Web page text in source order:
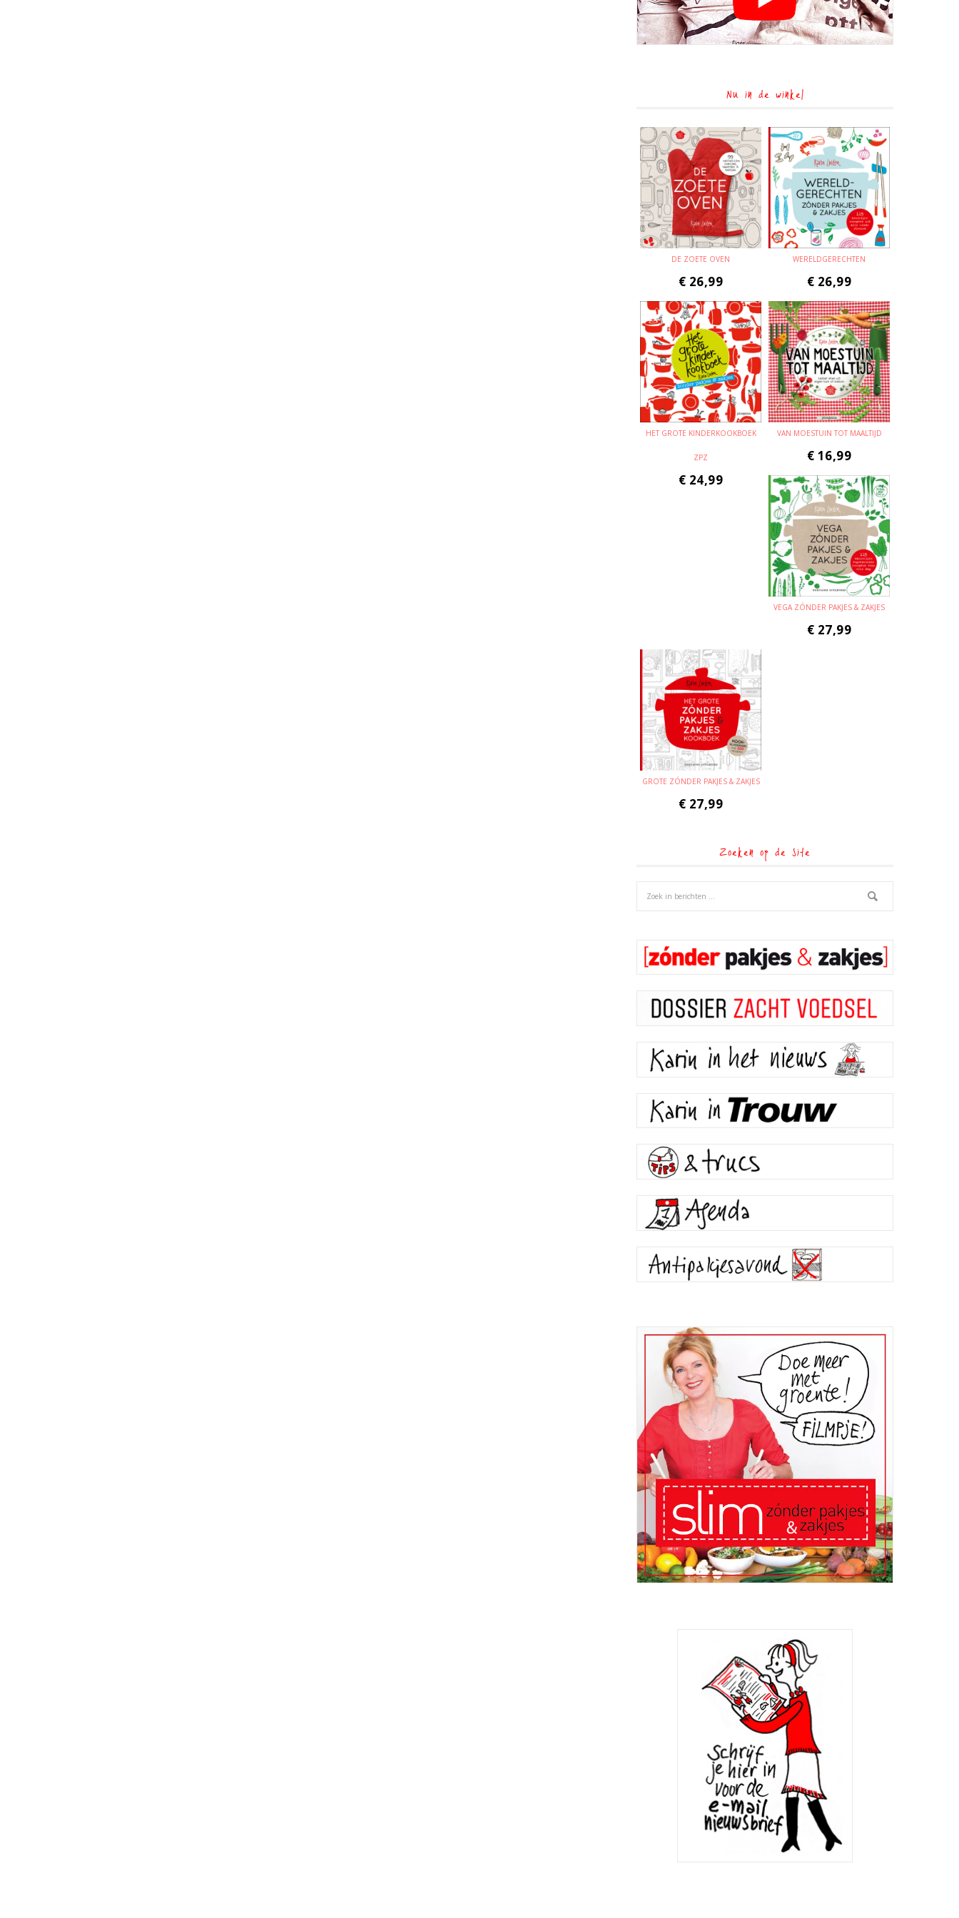
Nu in de winkel
DE ZOETE OVEN
€ 26,99
WERELDGERECHTEN
€ 26,99
HET GROTE KINDERKOOKBOEK
ZPZ
€ 24,99
VAN MOESTUIN TOT MAALTIJD
€ 16,99
VEGA ZÓNDER PAKJES & ZAKJES
€ 27,99
GROTE ZÓNDER PAKJES & ZAKJES
€ 27,99
Zoeken op de site